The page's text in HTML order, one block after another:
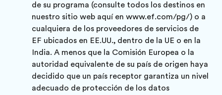
de su programa (consulte todos los destinos en
nuestro sitio web aquí en www.ef.com/pg/) o a
cualquiera de los proveedores de servicios de
EF ubicados en EE.UU., dentro de la UE o en la
India. A menos que la Comisión Europea o la
autoridad equivalente de su país de origen haya
decidido que un país receptor garantiza un nivel
adecuado de protección de los datos